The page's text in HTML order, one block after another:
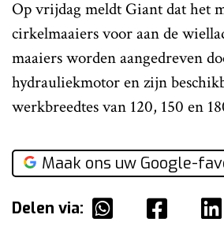
Op vrijdag meldt Giant dat het
cirkelmaaiers voor aan de
maaiers worden aangedreven
hydrauliekmotor en zijn
werkbreedtes van 120, 150 en
Maak ons uw Google-
Delen via: